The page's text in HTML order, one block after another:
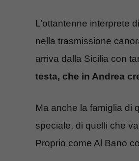
L’ottantenne interprete
nella trasmissione
arriva dalla Sicilia con
testa, che in Andrea
Ma anche la famiglia di
speciale, di quelli che
Proprio come Al Bano